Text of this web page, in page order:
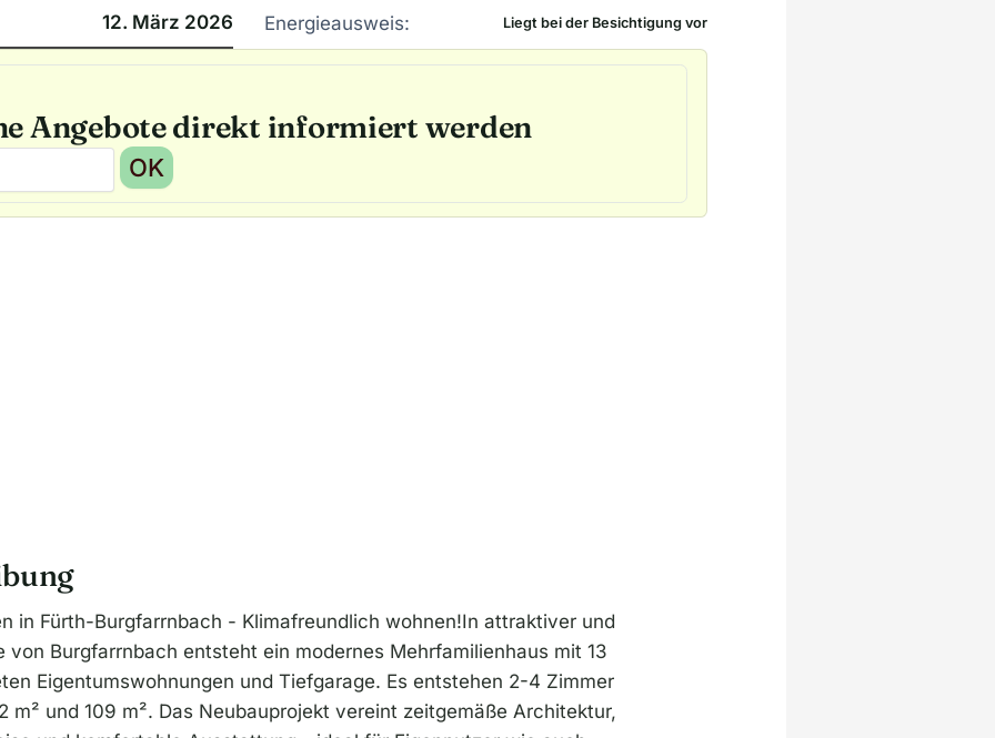
12. März 2026 Energieausweis: Liegt bei der Besichtigung vor
Angebote direkt informiert werden
OK
in Fürth-Burgfarrnbach - Klimafreundlich wohnen!In attraktiver und
von Burgfarrnbach entsteht ein modernes Mehrfamilienhaus mit 13
Eigentumswohnungen und Tiefgarage. Es entstehen 2-4 Zimmer
m² und 109 m². Das Neubauprojekt vereint zeitgemäße Architektur,